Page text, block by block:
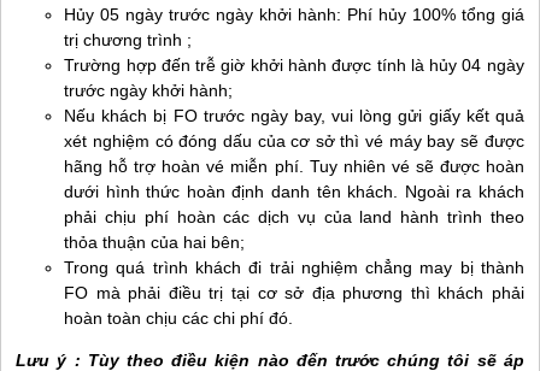
Hủy 05 ngày trước ngày khởi hành: Phí hủy 100% tổng giá
trị chương trình ;
Trường hợp đến trễ giờ khởi hành được tính là hủy 04 ngày
trước ngày khởi hành;
Nếu khách bị FO trước ngày bay, vui lòng gửi giấy kết quả
xét nghiệm có đóng dấu của cơ sở thì vé máy bay sẽ được
hãng hỗ trợ hoàn vé miễn phí. Tuy nhiên vé sẽ được hoàn
dưới hình thức hoàn định danh tên khách. Ngoài ra khách
phải chịu phí hoàn các dịch vụ của land hành trình theo
thỏa thuận của hai bên;
Trong quá trình khách đi trải nghiệm chẳng may bị thành
FO mà phải điều trị tại cơ sở địa phương thì khách phải
hoàn toàn chịu các chi phí đó.
Lưu ý : Tùy theo điều kiện nào đến trước chúng tôi sẽ áp